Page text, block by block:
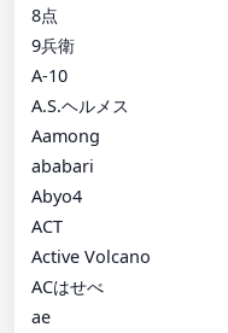
8点
9兵衛
A-10
A.S.ヘルメス
Aamong
ababari
Abyo4
ACT
Active Volcano
ACはせべ
ae